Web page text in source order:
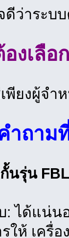
จดีว่าระ
งเลือ
เพียงผู้จ
ำถาม
กั้นรุ่น
ได้แน่นอ
รให้ เครื่